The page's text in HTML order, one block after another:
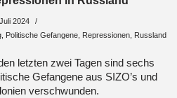
2024
, Politische Gefangene, Repressionen, Russland
letzten zwei Tagen sind sechs
Gefangene aus SIZO’s und
verschwunden.